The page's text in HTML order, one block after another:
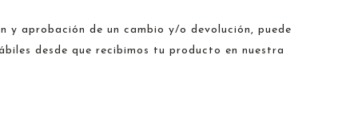
y aprobación de un cambio y/o devolución, puede
desde que recibimos tu producto en nuestra